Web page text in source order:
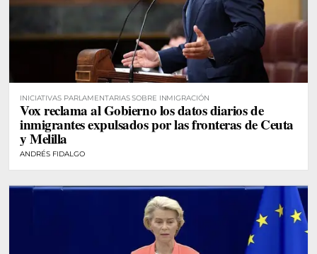
INICIATIVAS PARLAMENTARIAS SOBRE INMIGRACIÓN
Vox reclama al Gobierno los datos diarios de
inmigrantes expulsados por las fronteras de Ceuta
y Melilla
ANDRÉS FIDALGO